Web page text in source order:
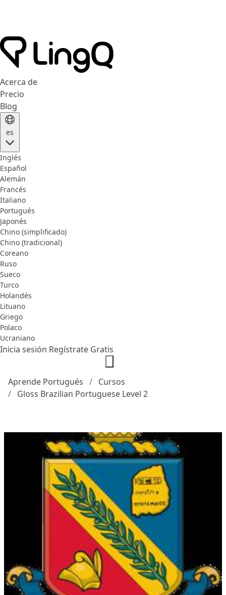
Acerca de
Precio
Blog
es
Inglés
Español
Alemán
Francés
Italiano
Portugués
Japonés
Chino (simplificado)
Chino (tradicional)
Coreano
Ruso
Sueco
Turco
Holandés
Lituano
Griego
Polaco
Ucraniano
Inicia sesión Regístrate Gratis
Aprende Portugués
Cursos
Gloss Brazilian Portuguese Level 2